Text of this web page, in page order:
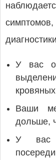
У вас
кровяных
Ваши
дольше,
У вас